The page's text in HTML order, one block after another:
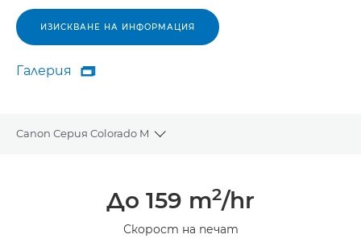
ИЗИСКВАНЕ НА ИНФОРМАЦИЯ
Галерия
Галерия

Canon Серия Colorado M
Toggle breadcrumbs
До 159 m2/hr
Скорост на печат